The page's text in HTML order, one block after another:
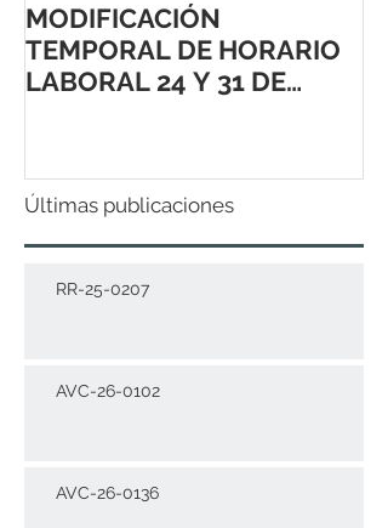
MODIFICACIÓN
TEMPORAL DE HORARIO
LABORAL 24 Y 31 DE
Últimas publicaciones
RR-25-0207
AVC-26-0102
AVC-26-0136